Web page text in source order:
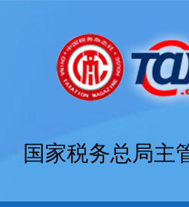
国家税务总局主